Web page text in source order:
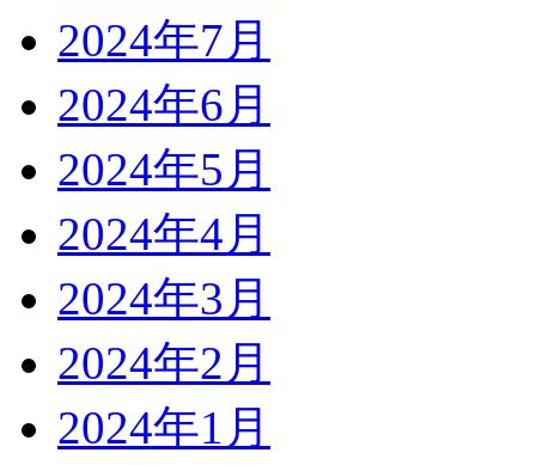
2024年7月
2024年6月
2024年5月
2024年4月
2024年3月
2024年2月
2024年1月